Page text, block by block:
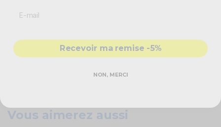
N'attendez plus ! La
Caractéristiques techniques
Vous aimerez aussi
Recevoir ma remise -5%
NON, MERCI